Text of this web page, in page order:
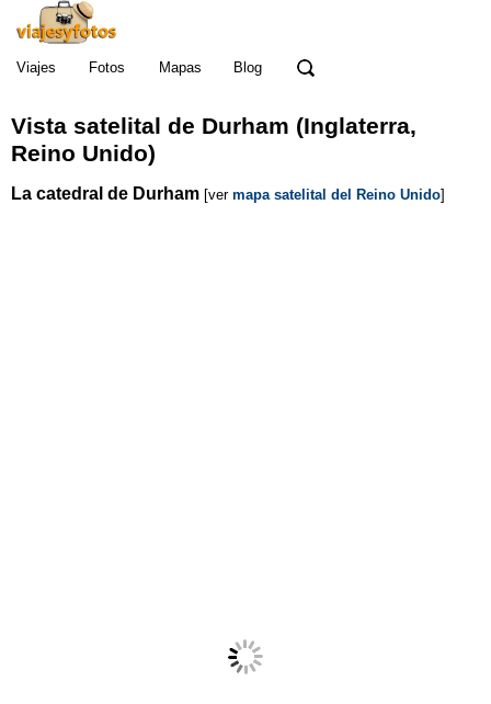
Viajes Fotos Mapas Blog
Vista satelital de Durham (Inglaterra,
Reino Unido)
La catedral de Durham [ver mapa satelital del Reino Unido]